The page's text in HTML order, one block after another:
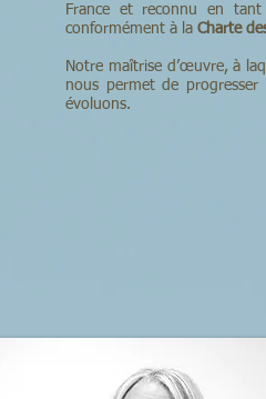
France et reconnu en tant
conformément à la Charte
Notre maîtrise d’œuvre, à
nous permet de
évoluons.